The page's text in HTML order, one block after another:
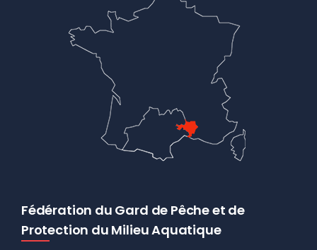
Fédération du Gard de Pêche et de
Protection du Milieu Aquatique